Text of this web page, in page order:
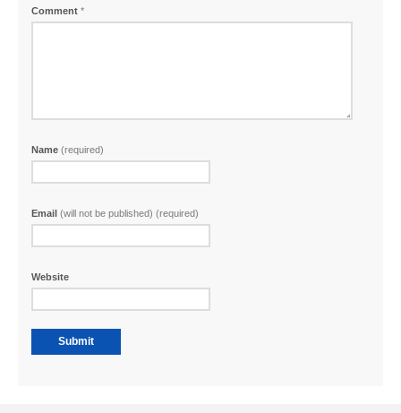
Comment *
Name (required)
Email (will not be published) (required)
Website